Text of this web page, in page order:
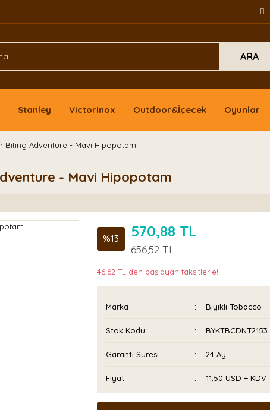
ARA
Stanley Victorinox Outdoor&İçecek Oyunlar
Biting Adventure - Mavi Hipopotam
- Mavi Hipopotam
%13 570,88 TL
656,52 TL
46,62 TL den başlayan taksitlerle!
Marka Bıyıklı Tobacco
Stok Kodu BYKTBCDNT2153
Garanti Süresi 24 Ay
Fiyat 11,50 USD + KDV